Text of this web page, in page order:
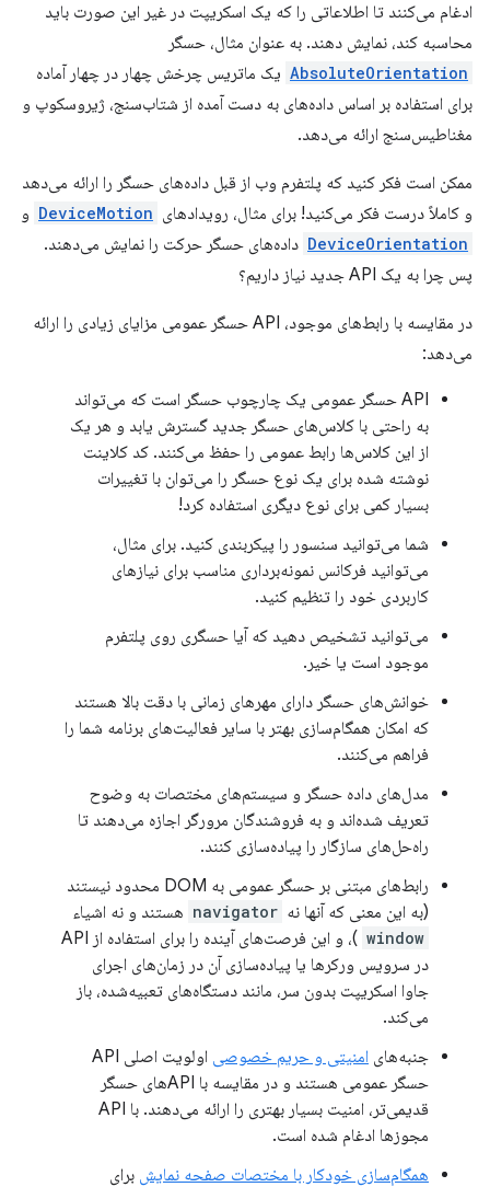
ادغام می‌کنند تا اطلاعاتی را که یک اسکریپت در غیر این صورت باید
محاسبه کند، نمایش دهند. به عنوان مثال، حسگر
AbsoluteOrientation یک ماتریس چرخش چهار در چهار آماده
برای استفاده بر اساس داده‌های به دست آمده از شتاب‌سنج، ژیروسکوپ و
مغناطیس‌سنج ارائه می‌دهد.
ممکن است فکر کنید که پلتفرم وب از قبل داده‌های حسگر را ارائه می‌دهد
و کاملاً درست فکر می‌کنید! برای مثال، رویدادهای DeviceMotion و
DeviceOrientation داده‌های حسگر حرکت را نمایش می‌دهند.
پس چرا به یک API جدید نیاز داریم؟
در مقایسه با رابط‌های موجود، API حسگر عمومی مزایای زیادی را ارائه
می‌دهد:
API حسگر عمومی یک چارچوب حسگر است که می‌تواند
به راحتی با کلاس‌های حسگر جدید گسترش یابد و هر یک
از این کلاس‌ها رابط عمومی را حفظ می‌کنند. کد کلاینت
نوشته شده برای یک نوع حسگر را می‌توان با تغییرات
بسیار کمی برای نوع دیگری استفاده کرد!
شما می‌توانید سنسور را پیکربندی کنید. برای مثال،
می‌توانید فرکانس نمونه‌برداری مناسب برای نیازهای
کاربردی خود را تنظیم کنید.
می‌توانید تشخیص دهید که آیا حسگری روی پلتفرم
موجود است یا خیر.
خوانش‌های حسگر دارای مهرهای زمانی با دقت بالا هستند
که امکان همگام‌سازی بهتر با سایر فعالیت‌های برنامه شما را
فراهم می‌کنند.
مدل‌های داده حسگر و سیستم‌های مختصات به وضوح
تعریف شده‌اند و به فروشندگان مرورگر اجازه می‌دهند تا
راه‌حل‌های سازگار را پیاده‌سازی کنند.
رابط‌های مبتنی بر حسگر عمومی به DOM محدود نیستند
(به این معنی که آنها نه navigator هستند و نه اشیاء
window
)، و این فرصت‌های آینده را برای استفاده از API
در سرویس ورکرها یا پیاده‌سازی آن در زمان‌های اجرای
جاوا اسکریپت بدون سر، مانند دستگاه‌های تعبیه‌شده، باز
می‌کند.
جنبه‌های امنیتی و حریم خصوصی
اولویت اصلی API
حسگر عمومی هستند و در مقایسه با APIهای حسگر
قدیمی‌تر، امنیت بسیار بهتری را ارائه می‌دهند. با API
مجوزها ادغام شده است.
همگام‌سازی خودکار با مختصات صفحه نمایش برای